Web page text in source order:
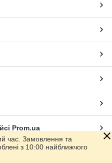
Prom.ua
час. Замовлення та
з 10:00 найближчого